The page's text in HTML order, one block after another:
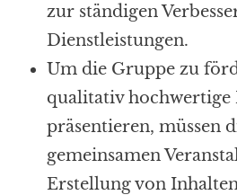
zur ständigen
Dienstleistungen.
Um die Gruppe zu
qualitativ hochwertige
präsentieren, müssen
gemeinsamen
Erstellung von